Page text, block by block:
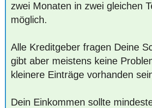
zwei Monaten in zwei gleichen
möglich.
Alle Kreditgeber fragen Deine
gibt aber meistens keine
kleinere Einträge vorhanden
Dein Einkommen sollte